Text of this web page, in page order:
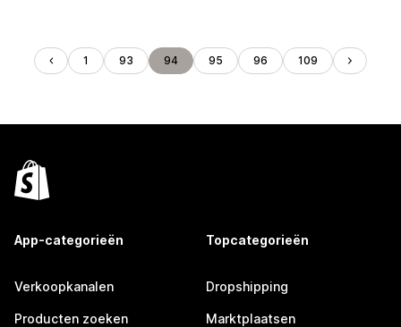
1 93 94 95 96 109
App-categorieën
Verkoopkanalen
Producten zoeken
Topcategorieën
Dropshipping
Marktplaatsen